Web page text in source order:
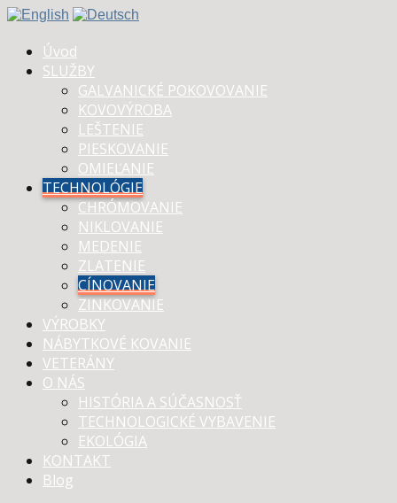
Úvod
SLUŽBY
GALVANICKÉ POKOVOVANIE
KOVOVÝROBA
LEŠTENIE
PIESKOVANIE
OMIEĽANIE
TECHNOLÓGIE
CHRÓMOVANIE
NIKLOVANIE
MEDENIE
ZLATENIE
CÍNOVANIE
ZINKOVANIE
VÝROBKY
NÁBYTKOVÉ KOVANIE
VETERÁNY
O NÁS
HISTÓRIA A SÚČASNOSŤ
TECHNOLOGICKÉ VYBAVENIE
EKOLÓGIA
KONTAKT
Blog